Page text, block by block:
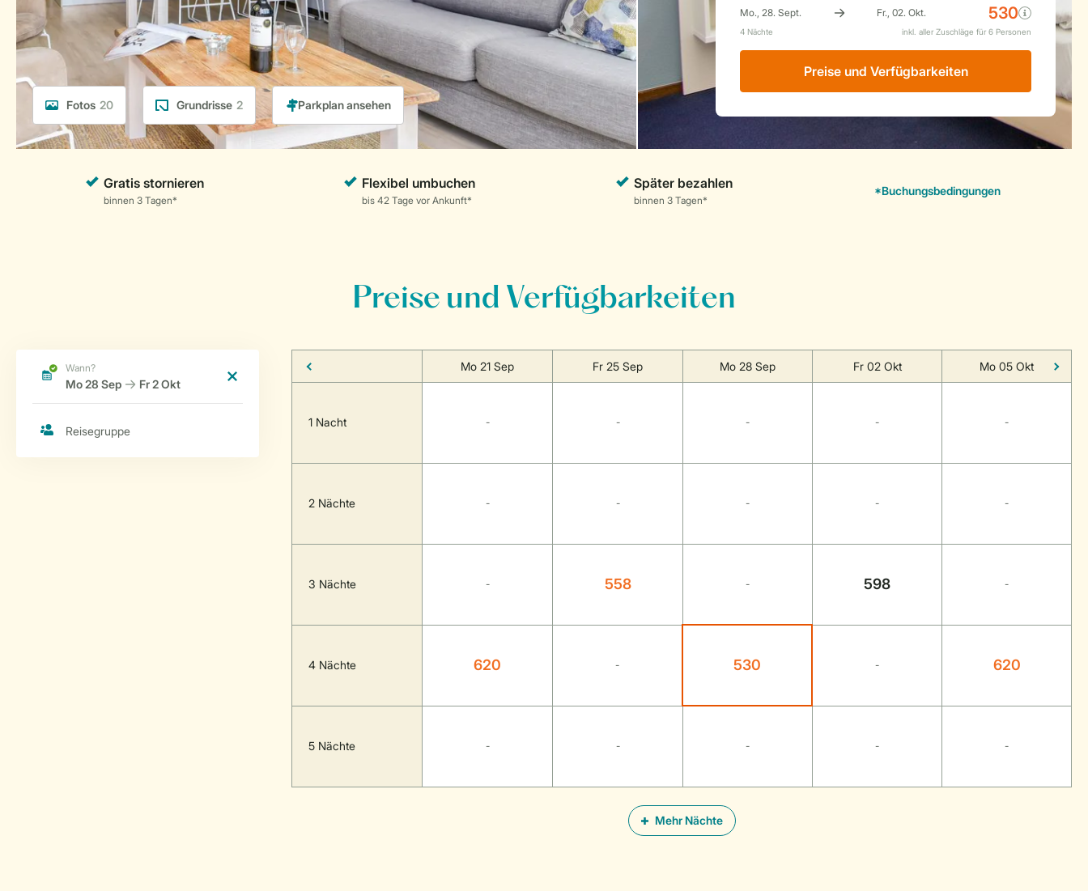
Fotos 20 Grundrisse 2
Preise und Verfügbarkeiten
Preise und Verfügbarkeiten
Mehr Nächte
Mo 21 Sep Fr 25 Sep Mo 28 Sep Fr 02 Okt Mo 05 Okt
1 Nacht - - - - -
2 Nächte - - - - -
3 Nächte - 558 - 598 -
4 Nächte 620 - 530 - 620
5 Nächte - - - - -